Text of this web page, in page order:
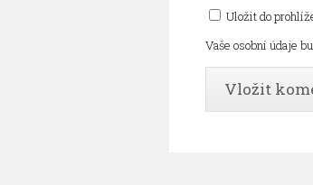
Uložit do
Vaše osobní údaje